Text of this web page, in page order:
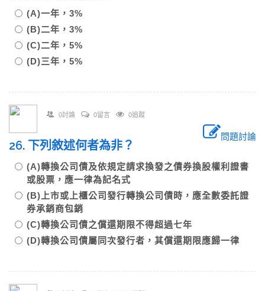
(A)一年，3%
(B)二年，3%
(C)二年，5%
(D)三年，5%
0討論 0留言 0追蹤
問題討論
26. 下列敘述何者為非？
(A)轉換公司債及依規定請求換發之債券換股權利證書
或股票，應一律為記名式
(B)上市或上櫃公司發行轉換公司債時，應全數委託證
券承銷商包銷
(C)轉換公司債之償還期限不得超過七年
(D)轉換公司債屬同次發行者，其償還期限應歸一律